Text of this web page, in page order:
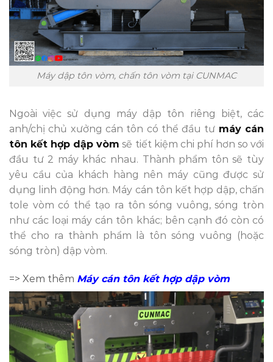
Máy dập tôn vòm, chấn tôn vòm tại CUNMAC
Ngoài việc sử dụng máy dập tôn riêng biệt, các
anh/chị chủ xưởng cán tôn có thể đầu tư máy cán
tôn kết hợp dập vòm sẽ tiết kiệm chi phí hơn so với
đầu tư 2 máy khác nhau. Thành phẩm tôn sẽ tùy
yêu cầu của khách hàng nên máy cũng được sử
dụng linh động hơn. Máy cán tôn kết hợp dập, chấn
tole vòm có thể tạo ra tôn sóng vuông, sóng tròn
như các loại máy cán tôn khác; bên cạnh đó còn có
thể cho ra thành phẩm là tôn sóng vuông (hoặc
sóng tròn) dập vòm.
=> Xem thêm Máy cán tôn kết hợp dập vòm